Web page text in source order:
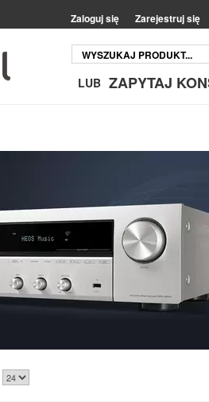
Zaloguj się Zarejestruj się
LUB ZAPYTAJ